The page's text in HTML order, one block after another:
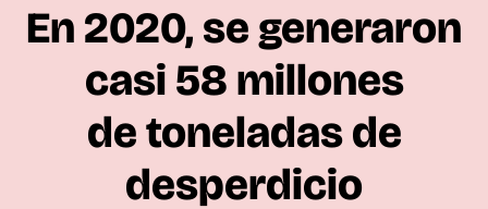
En 2020, se generaron
casi 58 millones
de toneladas de
desperdicio